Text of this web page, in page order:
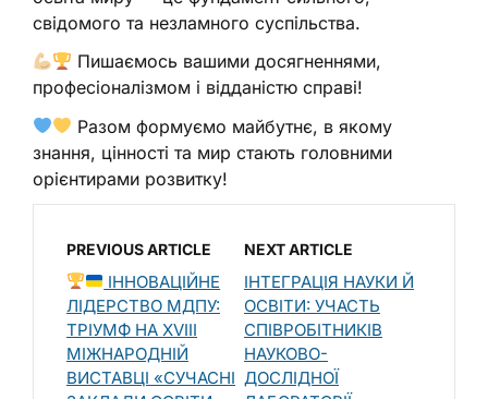
свідомого та незламного суспільства.
Пишаємось вашими досягненнями,
професіоналізмом і відданістю справі!
Разом формуємо майбутнє, в якому
знання, цінності та мир стають головними
орієнтирами розвитку!
PREVIOUS ARTICLE
ІННОВАЦІЙНЕ
ЛІДЕРСТВО МДПУ:
ТРІУМФ НА XVIII
МІЖНАРОДНІЙ
ВИСТАВЦІ «СУЧАСНІ
NEXT ARTICLE
ІНТЕГРАЦІЯ НАУКИ Й
ОСВІТИ: УЧАСТЬ
СПІВРОБІТНИКІВ
НАУКОВО-
ДОСЛІДНОЇ